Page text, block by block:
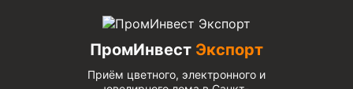
ПромИнвест Экспорт
Приём цветного, электронного и